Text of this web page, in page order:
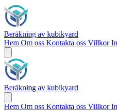
Beräkning av kubikyard
Hem Om oss Kontakta oss Villkor
Beräkning av kubikyard
Hem Om oss Kontakta oss Villkor